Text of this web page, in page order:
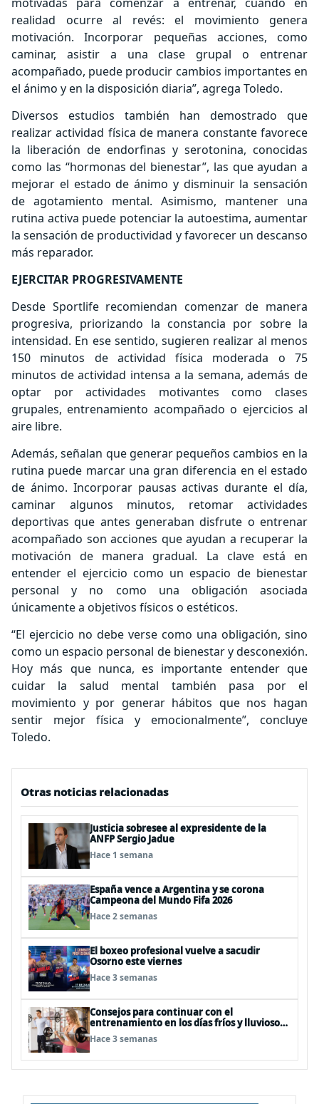
realidad ocurre al revés: el movimiento genera
motivación. Incorporar pequeñas acciones, como
caminar, asistir a una clase grupal o entrenar
acompañado, puede producir cambios importantes en
el ánimo y en la disposición diaria”, agrega Toledo.
Diversos estudios también han demostrado que
realizar actividad física de manera constante favorece
la liberación de endorfinas y serotonina, conocidas
como las “hormonas del bienestar”, las que ayudan a
mejorar el estado de ánimo y disminuir la sensación
de agotamiento mental. Asimismo, mantener una
rutina activa puede potenciar la autoestima, aumentar
la sensación de productividad y favorecer un descanso
más reparador.
EJERCITAR PROGRESIVAMENTE
Desde Sportlife recomiendan comenzar de manera
progresiva, priorizando la constancia por sobre la
intensidad. En ese sentido, sugieren realizar al menos
150 minutos de actividad física moderada o 75
minutos de actividad intensa a la semana, además de
optar por actividades motivantes como clases
grupales, entrenamiento acompañado o ejercicios al
aire libre.
Además, señalan que generar pequeños cambios en la
rutina puede marcar una gran diferencia en el estado
de ánimo. Incorporar pausas activas durante el día,
caminar algunos minutos, retomar actividades
deportivas que antes generaban disfrute o entrenar
acompañado son acciones que ayudan a recuperar la
motivación de manera gradual. La clave está en
entender el ejercicio como un espacio de bienestar
personal y no como una obligación asociada
únicamente a objetivos físicos o estéticos.
“El ejercicio no debe verse como una obligación, sino
como un espacio personal de bienestar y desconexión.
Hoy más que nunca, es importante entender que
cuidar la salud mental también pasa por el
movimiento y por generar hábitos que nos hagan
sentir mejor física y emocionalmente”, concluye
Toledo.
Otras noticias relacionadas
Justicia sobresee al expresidente de la
ANFP Sergio Jadue
Hace 1 semana
España vence a Argentina y se corona
Campeona del Mundo Fifa 2026
Hace 2 semanas
El boxeo profesional vuelve a sacudir
Osorno este viernes
Hace 3 semanas
Consejos para continuar con el
entrenamiento en los días fríos y lluviosos
de invierno
Hace 3 semanas